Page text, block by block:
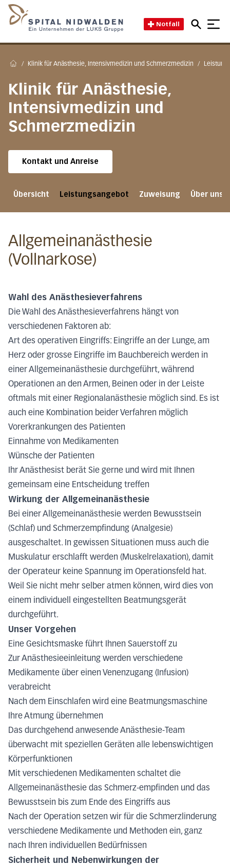
Notfall
/ Klinik für Anästhesie, Intensivmedizin und Schmerzmedizin /
Klinik für Anästhesie,
Intensivmedizin und
Schmerzmedizin
Kontakt und Anreise
Übersicht Leistungsangebot Zuweisung Über uns
Allgemeinanästhesie
(Vollnarkose)
Wahl des Anästhesieverfahrens
Die Wahl des Anästhesieverfahrens hängt von
verschiedenen Faktoren ab:
Art des operativen Eingriffs: Eingriffe an der Lunge, am
Herz oder grosse Eingriffe im Bauchbereich werden in
einer Allgemeinanästhesie durchgeführt, während
Operationen an den Armen, Beinen oder in der Leiste
oftmals mit einer Regionalanästhesie möglich sind. Es ist
auch eine Kombination beider Verfahren möglich
Vorerkrankungen des Patienten
Einnahme von Medikamenten
Wünsche der Patienten
Ihr Anästhesist berät Sie gerne und wird mit Ihnen
gemeinsam eine Entscheidung treffen
Wirkung der Allgemeinanästhesie
Bei einer Allgemeinanästhesie werden Bewusstsein
(Schlaf) und Schmerzempfindung (Analgesie)
ausgeschaltet. In gewissen Situationen muss auch die
Muskulatur erschlafft werden (Muskelrelaxation), damit
der Operateur keine Spannung im Operationsfeld hat.
Weil Sie nicht mehr selber atmen können, wird dies von
einem individuell eingestellten Beatmungsgerät
durchgeführt.
Unser Vorgehen
Eine Gesichtsmaske führt Ihnen Sauerstoff zu
Zur Anästhesieeinleitung werden verschiedene
Medikamente über einen Venenzugang (Infusion)
verabreicht
Nach dem Einschlafen wird eine Beatmungsmaschine
Ihre Atmung übernehmen
Das durchgehend anwesende Anästhesie-Team
überwacht mit speziellen Geräten alle lebenswichtigen
Körperfunktionen
Mit verschiedenen Medikamenten schaltet die
Allgemeinanästhesie das Schmerz-empfinden und das
Bewusstsein bis zum Ende des Eingriffs aus
Nach der Operation setzen wir für die Schmerzlinderung
verschiedene Medikamente und Methoden ein, ganz
nach Ihren individuellen Bedürfnissen
Sicherheit und Nebenwirkungen der